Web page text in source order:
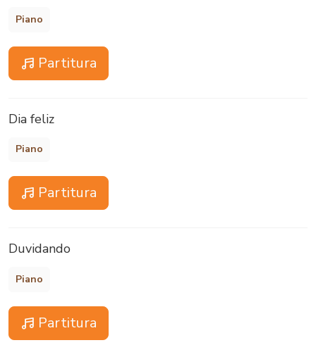
Piano
Partitura
Dia feliz
Piano
Partitura
Duvidando
Piano
Partitura